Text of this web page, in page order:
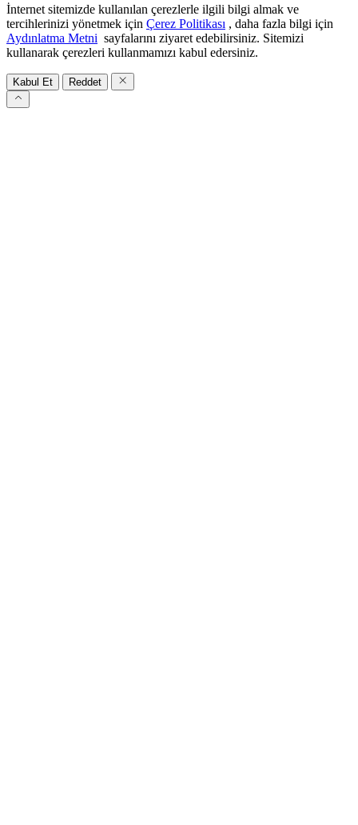
İnternet sitemizde kullanılan çerezlerle ilgili bilgi almak ve
tercihlerinizi yönetmek için Çerez Politikası , daha fazla bilgi için
Aydınlatma Metni sayfalarını ziyaret edebilirsiniz. Sitemizi
kullanarak çerezleri kullanmamızı kabul edersiniz.
Kabul Et Reddet